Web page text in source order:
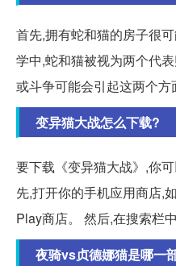
首先,拥有蛇和猫的房子很
学中,蛇和猫被视为两个代
或斗争可能会引起这两个方
变异猫大战怎么下载?
要下载《变异猫大战》,你
先,打开你的手机应用商店,
Play商店。 然后,在搜索栏中
夜骑vs贞德娜猫是哪一